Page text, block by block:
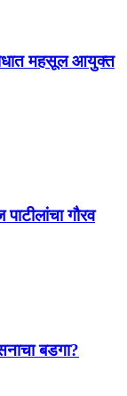
महसूल आयुक्त
गौरव
बडगा?